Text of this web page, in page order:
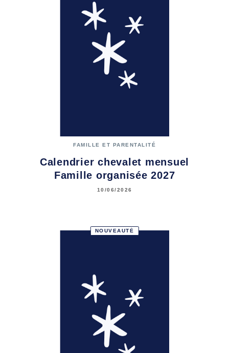
FAMILLE ET PARENTALITÉ
Calendrier chevalet mensuel
Famille organisée 2027
10/06/2026
NOUVEAUTÉ